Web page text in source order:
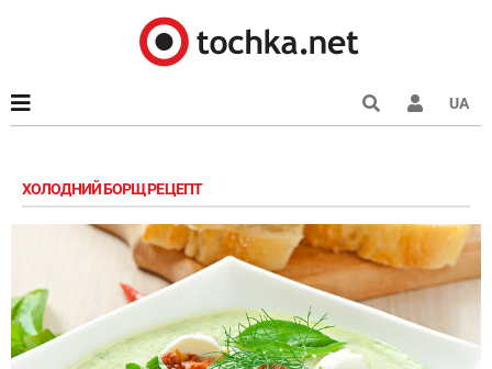
UA
ХОЛОДНИЙ БОРЩ РЕЦЕПТ